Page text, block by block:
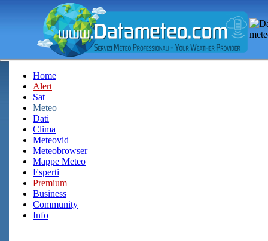
Home
Alert
Sat
Meteo
Dati
Clima
Meteovid
Meteobrowser
Mappe Meteo
Esperti
Premium
Business
Community
Info